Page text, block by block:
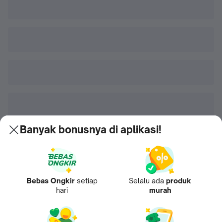
Banyak bonusnya di aplikasi!
Bebas Ongkir setiap
hari
Selalu ada produk
murah